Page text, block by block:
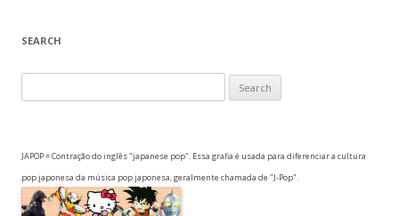
SEARCH
for:
JAPOP = Contração do inglês "japanese pop". Essa grafia é usada para diferenciar a cultura
pop japonesa da música pop japonesa, geralmente chamada de "J-Pop".